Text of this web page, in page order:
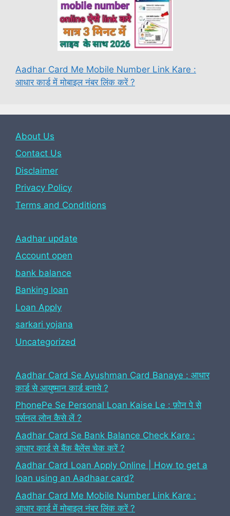
Aadhar Card Me Mobile Number Link Kare :
आधार कार्ड में मोबाइल नंबर लिंक करें ?
About Us
Contact Us
Disclaimer
Privacy Policy
Terms and Conditions
Aadhar update
Account open
bank balance
Banking loan
Loan Apply
sarkari yojana
Uncategorized
Aadhar Card Se Ayushman Card Banaye : आधार
कार्ड से आयुष्मान कार्ड बनाये ?
PhonePe Se Personal Loan Kaise Le : फ़ोन पे से
पर्सनल लोन कैसे लें ?
Aadhar Card Se Bank Balance Check Kare :
आधार कार्ड से बैंक बैलेंस चेक करें ?
Aadhar Card Loan Apply Online | How to get a
loan using an Aadhaar card?
Aadhar Card Me Mobile Number Link Kare :
आधार कार्ड में मोबाइल नंबर लिंक करें ?